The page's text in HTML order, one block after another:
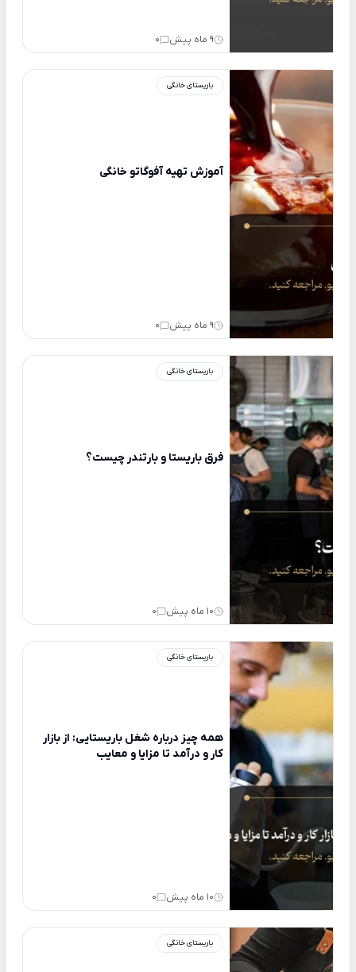
9 ماه پیش 0
باریستای خانگی
آموزش تهیه آفوگاتو خانگی
9 ماه پیش 0
باریستای خانگی
فرق باریستا و بارتندر چیست؟
10 ماه پیش 0
باریستای خانگی
همه چیز درباره شغل باریستایی: از بازار
کار و درآمد تا مزایا و معایب
10 ماه پیش 0
باریستای خانگی